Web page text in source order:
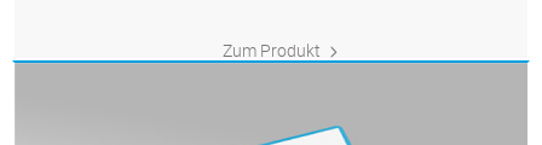
Zum Produkt